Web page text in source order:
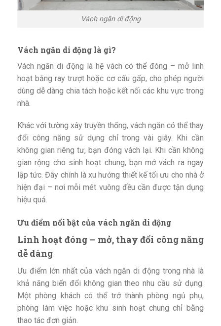
Vách ngăn di động
Vách ngăn di động là gì?
Vách ngăn di động là hệ vách có thể đóng – mở linh
hoạt bằng ray trượt hoặc cơ cấu gấp, cho phép người
dùng dễ dàng chia tách hoặc kết nối các khu vực trong
nhà.
Khác với tường xây truyền thống, vách ngăn có thể thay
đổi công năng sử dụng chỉ trong vài giây. Khi cần
không gian riêng tư, bạn đóng vách lại. Khi cần không
gian rộng cho sinh hoạt chung, bạn mở vách ra ngay
lập tức. Đây chính là xu hướng thiết kế tối ưu cho nhà ở
hiện đại – nơi mỗi mét vuông đều cần được tận dụng
hiệu quả.
Ưu điểm nổi bật của vách ngăn di động
Linh hoạt đóng – mở, thay đổi công năng
dễ dàng
Ưu điểm lớn nhất của vách ngăn di động trong nhà là
khả năng biến đổi không gian theo nhu cầu sử dụng.
Một phòng khách có thể trở thành phòng ngủ phụ,
phòng làm việc hoặc khu sinh hoạt chung chỉ bằng
thao tác đơn giản.